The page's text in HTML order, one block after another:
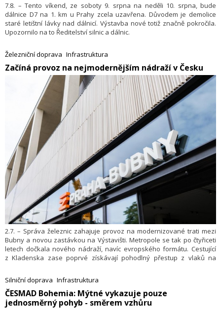
7.8. – Tento víkend, ze soboty 9. srpna na neděli 10. srpna, bude
dálnice D7 na 1. km u Prahy zcela uzavřena. Důvodem je demolice
staré letištní lávky nad dálnicí. Výstavba nové totiž značně pokročila.
Upozornilo na to Ředitelství silnic a dálnic.
Železniční doprava Infrastruktura
​Začíná provoz na nejmodernějším nádraží v Česku
2.7. – Správa železnic zahajuje provoz na modernizované trati mezi
Bubny a novou zastávkou na Výstavišti. Metropole se tak po čtyřiceti
letech dočkala nového nádraží, navíc evropského formátu. Cestující
z Kladenska zase poprvé získávají pohodlný přestup z vlaků na
hlavního města na letiště Václava Havla a do Kladna.
Silniční doprava Infrastruktura
​ČESMAD Bohemia: Mýtné vykazuje pouze
jednosměrný pohyb - směrem vzhůru